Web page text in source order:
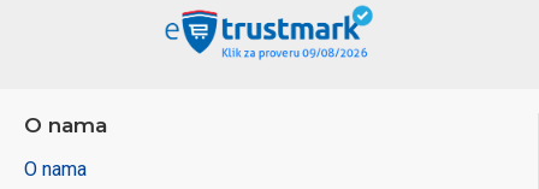
O nama
O nama